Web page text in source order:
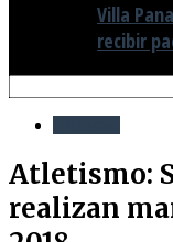
Villa
recibir
Atletismo:
realizan